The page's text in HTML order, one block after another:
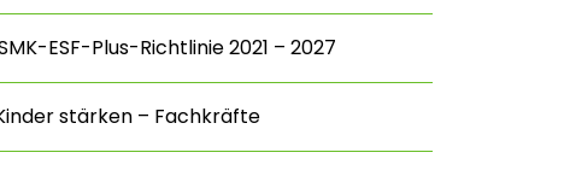
ESF-Plus-Richtlinie 2021 – 2027
stärken – Fachkräfte